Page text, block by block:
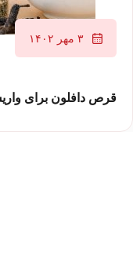
۳ مهر ۱۴۰۲
قرص دافلون برای